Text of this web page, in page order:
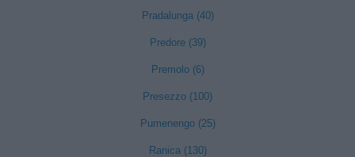
Pradalunga (40)
Predore (39)
Premolo (6)
Presezzo (100)
Pumenengo (25)
Ranica (130)